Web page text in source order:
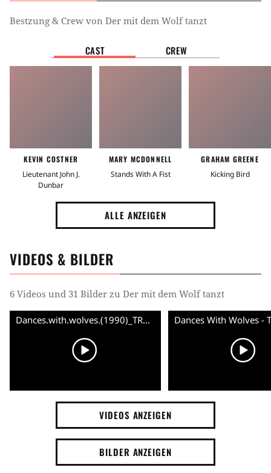
Bestzung & Crew von Der mit dem Wolf tanzt
CAST CREW
KEVIN COSTNER
Lieutenant John J.
Dunbar
MARY MCDONNELL
Stands With A Fist
GRAHAM GREENE
Kicking Bird
ALLE ANZEIGEN
VIDEOS & BILDER
6 Videos und 31 Bilder zu Der mit dem Wolf tanzt
Dances.with.wolves.(1990)_TRAILER
VIDEOS ANZEIGEN
BILDER ANZEIGEN